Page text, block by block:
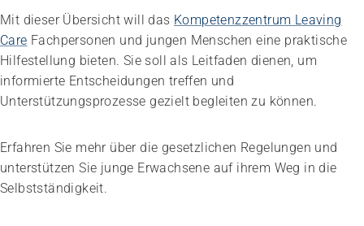
Mit dieser Übersicht will das Kompetenzzentrum Leaving
Care Fachpersonen und jungen Menschen eine praktische
Hilfestellung bieten. Sie soll als Leitfaden dienen, um
informierte Entscheidungen treffen und
Unterstützungsprozesse gezielt begleiten zu können.
Erfahren Sie mehr über die gesetzlichen Regelungen und
unterstützen Sie junge Erwachsene auf ihrem Weg in die
Selbstständigkeit.